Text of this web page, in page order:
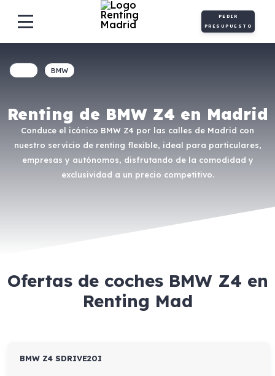
PEDIR
PRESUPUESTO
Renting de BMW Z4 en Madrid
Conduce el icónico BMW Z4 por las calles de Madrid con
nuestro servicio de renting flexible, ideal para particulares,
empresas y autónomos, disfrutando de la comodidad y
exclusividad a un precio competitivo.
BMW
Ofertas de coches BMW Z4 en
Renting Mad
BMW Z4 SDRIVE20I